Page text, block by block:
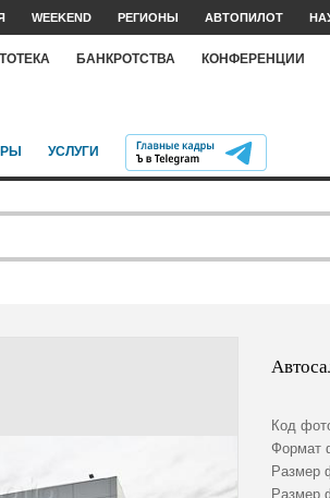
WEEKEND РЕГИОНЫ АВТОПИЛОТ
БАНКРОТСТВА КОНФЕРЕНЦИИ
УСЛУГИ
Код
Формат
Размер
Размер